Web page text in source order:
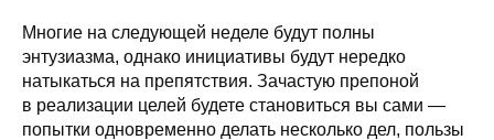
Многие на следующей неделе будут полны
энтузиазма, однако инициативы будут нередко
натыкаться на препятствия. Зачастую препоной
в реализации целей будете становиться вы сами —
попытки одновременно делать несколько дел, пользы